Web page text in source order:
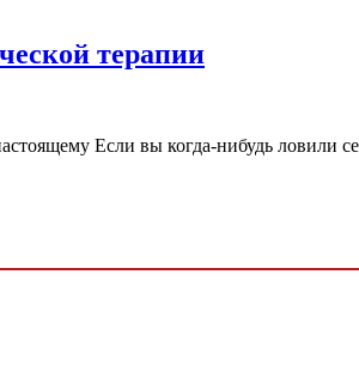
терапии
Если вы когда-нибудь ловили